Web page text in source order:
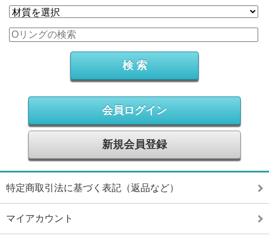
会員ログイン
新規会員登録
特定商取引法に基づく表記（返品など）
マイアカウント